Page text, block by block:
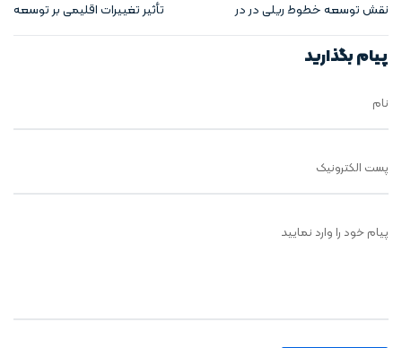
نقش توسعه خطوط ریلی در در
شهرهای گسترده
تأثیر تغییرات اقلیمی بر توسعه
شهر افقی
پیام بگذارید
نام
پست الکترونیک
پیام خود را وارد نمایید